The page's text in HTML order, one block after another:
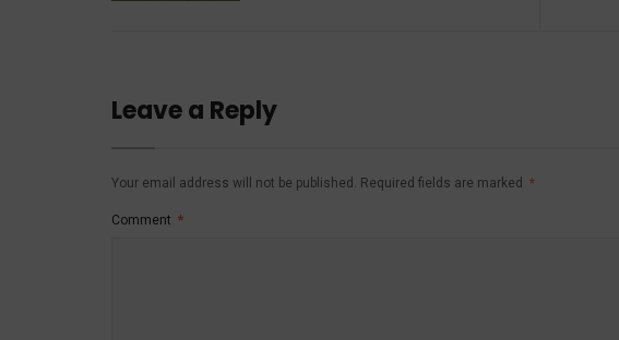
Leave a Reply
Your email address will not be published. Required fields are marked *
Comment *